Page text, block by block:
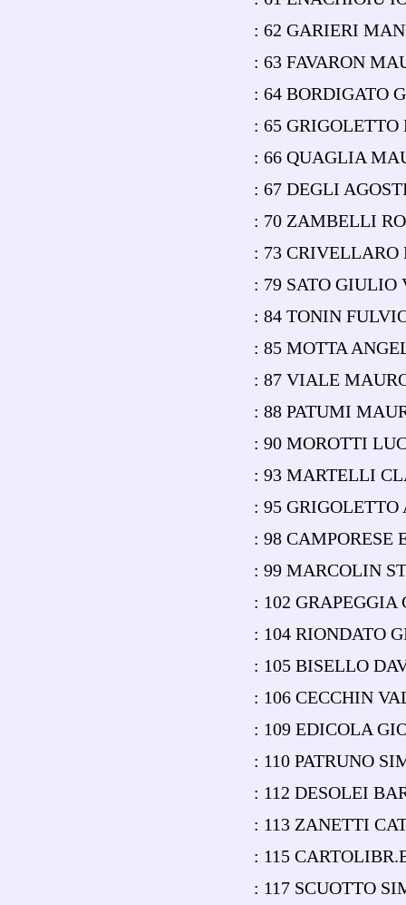
: 62 GARIERI
: 63 FAVARON
: 64 BORDIGATO
: 65 GRIGOLETTO
: 66 QUAGLIA
: 67 DEGLI
: 70 ZAMBELLI
: 73 CRIVELLARO
: 79 SATO GIULIO
: 84 TONIN
: 85 MOTTA
: 87 VIALE
: 88 PATUMI
: 90 MOROTTI
: 93 MARTELLI
: 95
: 98 CAMPORESE
: 99 MARCOLIN
: 102
: 104 RIONDATO
: 105 BISELLO
: 106 CECCHIN
: 109 EDICOLA
: 110 PATRUNO
: 112 DESOLEI
: 113 ZANETTI
: 115
: 117 SCUOTTO